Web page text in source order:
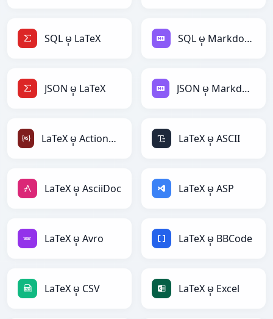
SQL မှ LaTeX SQL မှ Markdown
JSON မှ LaTeX JSON မှ Markdown
LaTeX မှ ActionScript LaTeX မှ ASCII
LaTeX မှ AsciiDoc LaTeX မှ ASP
LaTeX မှ Avro LaTeX မှ BBCode
LaTeX မှ CSV LaTeX မှ Excel